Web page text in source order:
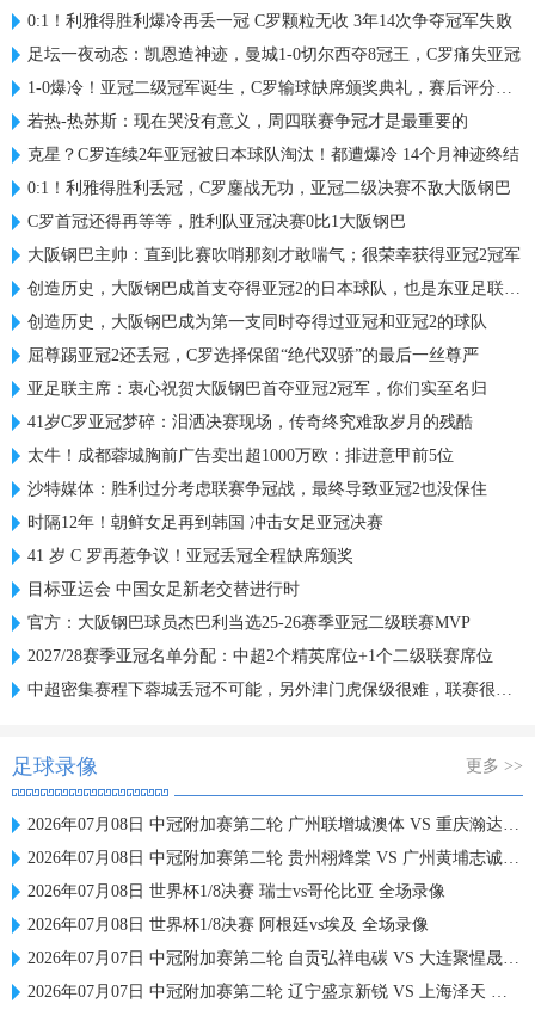
0:1！利雅得胜利爆冷再丢一冠 C罗颗粒无收 3年14次争夺冠军失败
足坛一夜动态：凯恩造神迹，曼城1-0切尔西夺8冠王，C罗痛失亚冠
1-0爆冷！亚冠二级冠军诞生，C罗输球缺席颁奖典礼，赛后评分出炉
若热-热苏斯：现在哭没有意义，周四联赛争冠才是最重要的
克星？C罗连续2年亚冠被日本球队淘汰！都遭爆冷 14个月神迹终结
0:1！利雅得胜利丢冠，C罗鏖战无功，亚冠二级决赛不敌大阪钢巴
C罗首冠还得再等等，胜利队亚冠决赛0比1大阪钢巴
大阪钢巴主帅：直到比赛吹哨那刻才敢喘气；很荣幸获得亚冠2冠军
创造历史，大阪钢巴成首支夺得亚冠2的日本球队，也是东亚足联首队
创造历史，大阪钢巴成为第一支同时夺得过亚冠和亚冠2的球队
屈尊踢亚冠2还丢冠，C罗选择保留“绝代双骄”的最后一丝尊严
亚足联主席：衷心祝贺大阪钢巴首夺亚冠2冠军，你们实至名归
41岁C罗亚冠梦碎：泪洒决赛现场，传奇终究难敌岁月的残酷
太牛！成都蓉城胸前广告卖出超1000万欧：排进意甲前5位
沙特媒体：胜利过分考虑联赛争冠战，最终导致亚冠2也没保住
时隔12年！朝鲜女足再到韩国 冲击女足亚冠决赛
41 岁 C 罗再惹争议！亚冠丢冠全程缺席颁奖
目标亚运会 中国女足新老交替进行时
官方：大阪钢巴球员杰巴利当选25-26赛季亚冠二级联赛MVP
2027/28赛季亚冠名单分配：中超2个精英席位+1个二级联赛席位
中超密集赛程下蓉城丢冠不可能，另外津门虎保级很难，联赛很无聊
足球录像 更多 >>
2026年07月08日 中冠附加赛第二轮 广州联增城澳体 VS 重庆瀚达 全场录像
2026年07月08日 中冠附加赛第二轮 贵州栩烽棠 VS 广州黄埔志诚 全场录像
2026年07月08日 世界杯1/8决赛 瑞士vs哥伦比亚 全场录像
2026年07月08日 世界杯1/8决赛 阿根廷vs埃及 全场录像
2026年07月07日 中冠附加赛第二轮 自贡弘祥电碳 VS 大连聚惺晟恒 全场录像
2026年07月07日 中冠附加赛第二轮 辽宁盛京新锐 VS 上海泽天 全场录像